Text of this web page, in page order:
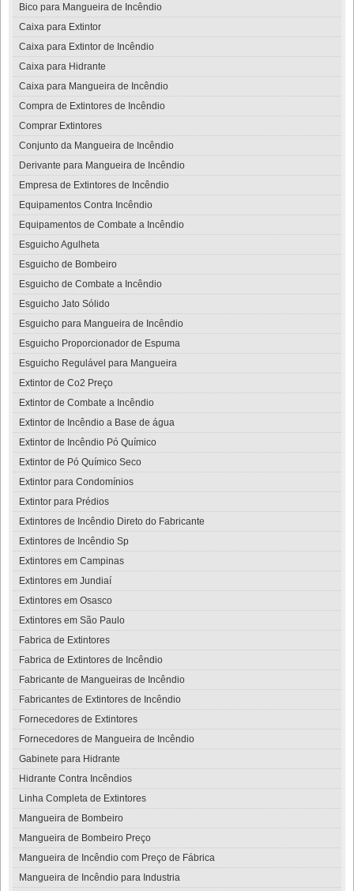
Bico para Mangueira de Incêndio
Caixa para Extintor
Caixa para Extintor de Incêndio
Caixa para Hidrante
Caixa para Mangueira de Incêndio
Compra de Extintores de Incêndio
Comprar Extintores
Conjunto da Mangueira de Incêndio
Derivante para Mangueira de Incêndio
Empresa de Extintores de Incêndio
Equipamentos Contra Incêndio
Equipamentos de Combate a Incêndio
Esguicho Agulheta
Esguicho de Bombeiro
Esguicho de Combate a Incêndio
Esguicho Jato Sólido
Esguicho para Mangueira de Incêndio
Esguicho Proporcionador de Espuma
Esguicho Regulável para Mangueira
Extintor de Co2 Preço
Extintor de Combate a Incêndio
Extintor de Incêndio a Base de água
Extintor de Incêndio Pó Químico
Extintor de Pó Químico Seco
Extintor para Condomínios
Extintor para Prédios
Extintores de Incêndio Direto do Fabricante
Extintores de Incêndio Sp
Extintores em Campinas
Extintores em Jundiaí
Extintores em Osasco
Extintores em São Paulo
Fabrica de Extintores
Fabrica de Extintores de Incêndio
Fabricante de Mangueiras de Incêndio
Fabricantes de Extintores de Incêndio
Fornecedores de Extintores
Fornecedores de Mangueira de Incêndio
Gabinete para Hidrante
Hidrante Contra Incêndios
Linha Completa de Extintores
Mangueira de Bombeiro
Mangueira de Bombeiro Preço
Mangueira de Incêndio com Preço de Fábrica
Mangueira de Incêndio para Industria